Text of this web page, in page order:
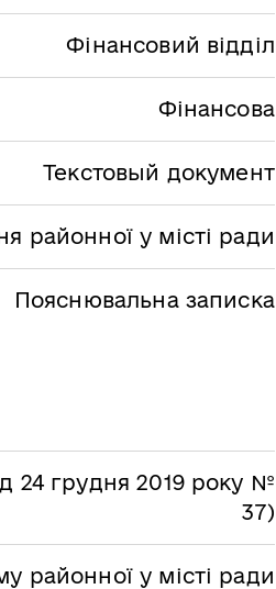
Фінансовий відділ
Фінансова
Текстовый документ
районної у місті ради
Пояснювальна записка
24 грудня 2019 року №
37)
районної у місті ради